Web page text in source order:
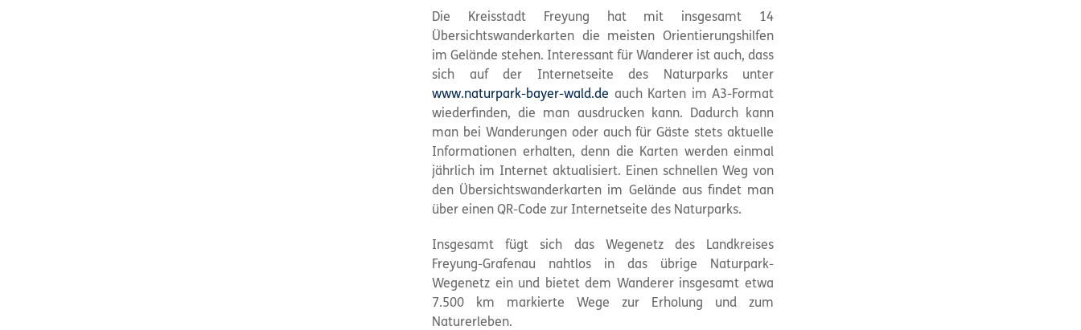
Die Kreisstadt Freyung hat mit insgesamt 14
Übersichtswanderkarten die meisten Orientierungshilfen
im Gelände stehen. Interessant für Wanderer ist auch, dass
sich auf der Internetseite des Naturparks unter
www.naturpark-bayer-wald.de auch Karten im A3-Format
wiederfinden, die man ausdrucken kann. Dadurch kann
man bei Wanderungen oder auch für Gäste stets aktuelle
Informationen erhalten, denn die Karten werden einmal
jährlich im Internet aktualisiert. Einen schnellen Weg von
den Übersichtswanderkarten im Gelände aus findet man
über einen QR-Code zur Internetseite des Naturparks.
Insgesamt fügt sich das Wegenetz des Landkreises
Freyung-Grafenau nahtlos in das übrige Naturpark-
Wegenetz ein und bietet dem Wanderer insgesamt etwa
7.500 km markierte Wege zur Erholung und zum
Naturerleben.